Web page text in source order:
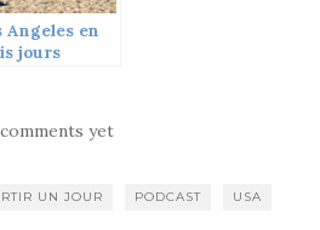
Angeles en
jours
yet
UN JOUR PODCAST USA